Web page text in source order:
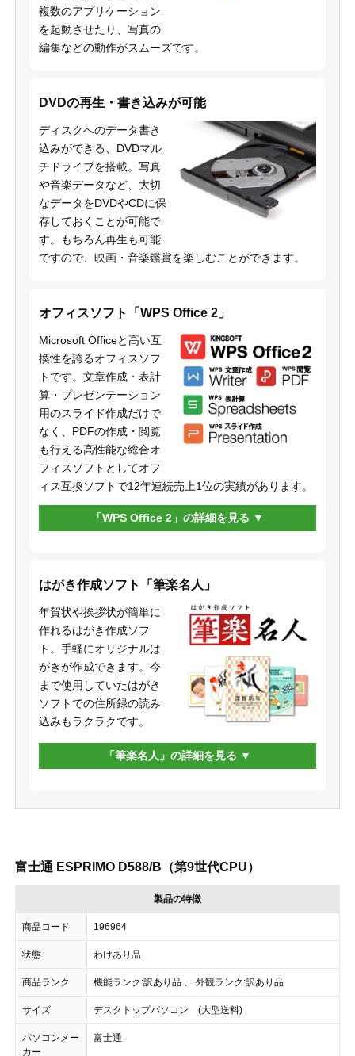
複数のアプリケーション
を起動させたり、写真の
編集などの動作がスムーズです。
DVDの再生・書き込みが可能
ディスクへのデータ書き
込みができる、DVDマル
チドライブを搭載。写真
や音楽データなど、大切
なデータをDVDやCDに保
存しておくことが可能で
す。もちろん再生も可能
ですので、映画・音楽鑑賞を楽しむことができます。
オフィスソフト「WPS Office 2」
Microsoft Officeと高い互
換性を誇るオフィスソフ
トです。文章作成・表計
算・プレゼンテーション
用のスライド作成だけで
なく、PDFの作成・閲覧
も行える高性能な総合オ
フィスソフトとしてオフ
ィス互換ソフトで12年連続売上1位の実績があります。
「WPS Office 2」の詳細を見る
はがき作成ソフト「筆楽名人」
年賀状や挨拶状が簡単に
作れるはがき作成ソフ
ト。手軽にオリジナルは
がきが作成できます。今
まで使用していたはがき
ソフトでの住所録の読み
込みもラクラクです。
「筆楽名人」の詳細を見る
富士通 ESPRIMO D588/B（第9世代CPU）
製品の特徴
商品コード 196964
状態 わけあり品
商品ランク 機能ランク:訳あり品 、 外観ランク:訳あり品
サイズ デスクトップパソコン (大型送料)
パソコンメー
カー
富士通